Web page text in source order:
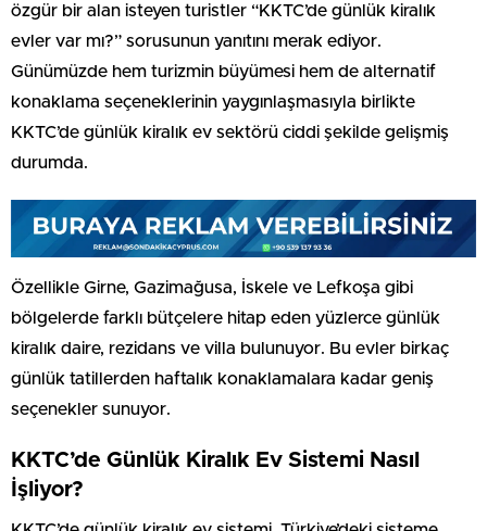
özgür bir alan isteyen turistler “KKTC’de günlük kiralık
evler var mı?” sorusunun yanıtını merak ediyor.
Günümüzde hem turizmin büyümesi hem de alternatif
konaklama seçeneklerinin yaygınlaşmasıyla birlikte
KKTC’de günlük kiralık ev sektörü ciddi şekilde gelişmiş
durumda.
Özellikle Girne, Gazimağusa, İskele ve Lefkoşa gibi
bölgelerde farklı bütçelere hitap eden yüzlerce günlük
kiralık daire, rezidans ve villa bulunuyor. Bu evler birkaç
günlük tatillerden haftalık konaklamalara kadar geniş
seçenekler sunuyor.
KKTC’de Günlük Kiralık Ev Sistemi Nasıl
İşliyor?